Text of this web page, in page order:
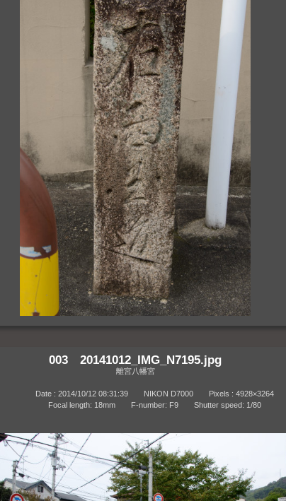
003 20141012_IMG_N7195.jpg
離宮八幡宮
Date : 2014/10/12 08:31:39 NIKON D7000 Pixels : 4928×3264
Focal length: 18mm F-number: F9 Shutter speed: 1/80